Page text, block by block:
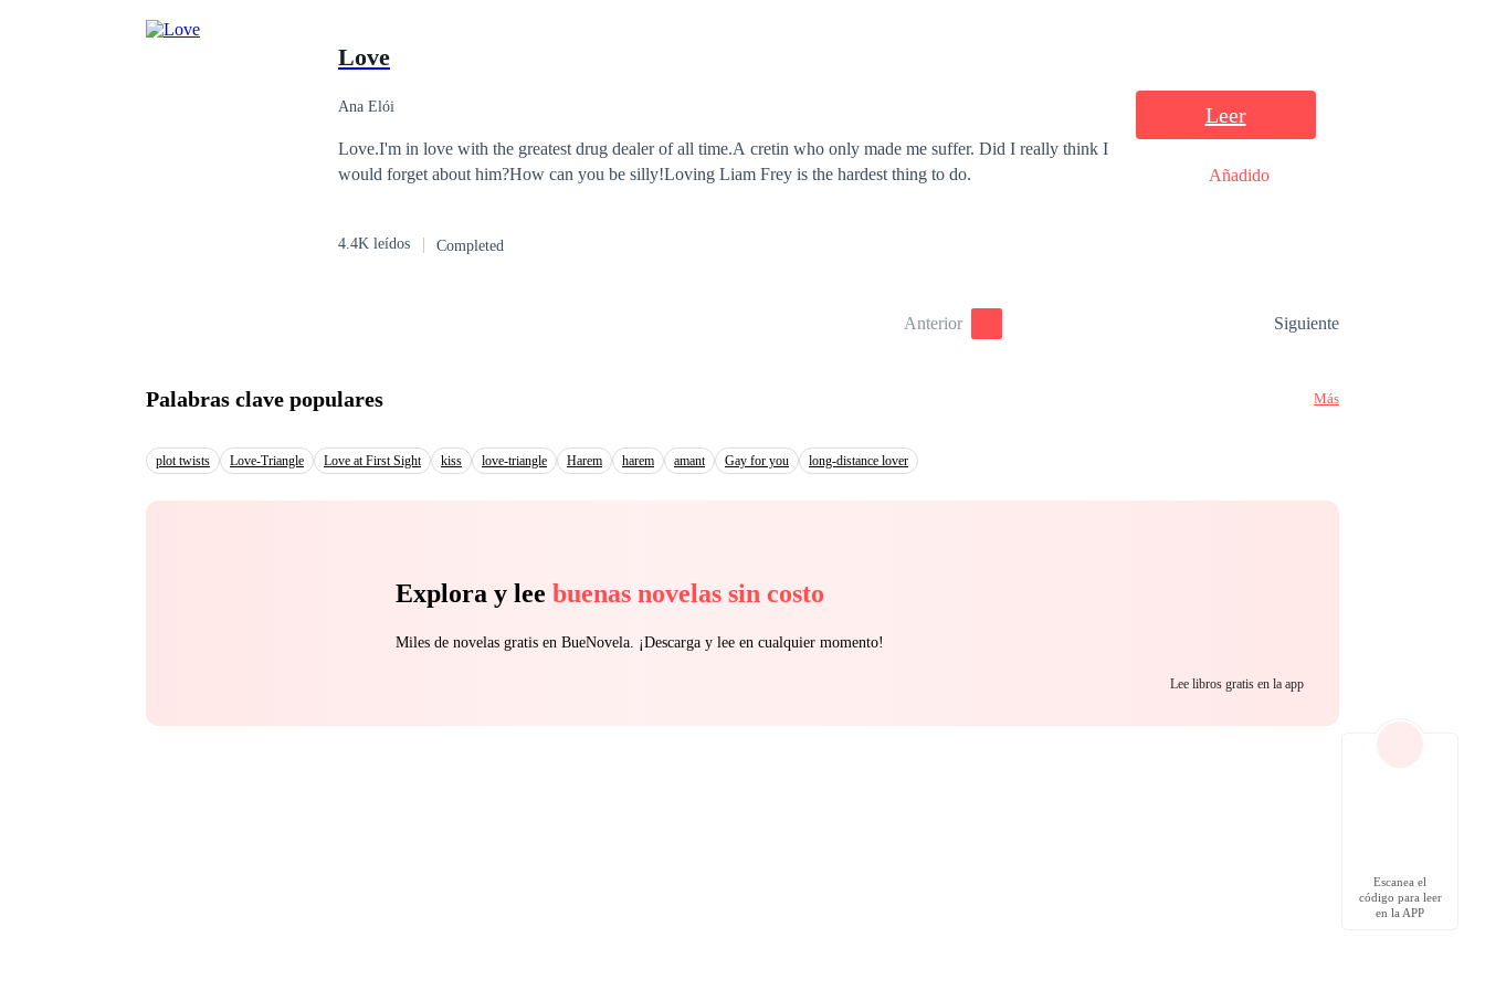
Love
Ana Elói
Love.I'm in love with the greatest drug dealer of all time.A cretin who only made me suffer. Did I really think I
would forget about him?How can you be silly!Loving Liam Frey is the hardest thing to do.
4.4K leídos Completed
Leer
Añadido
Anterior Siguiente
Palabras clave populares Más
plot twists Love-Triangle Love at First Sight kiss love-triangle Harem harem amant Gay for you long-distance lover
Explora y lee buenas novelas sin costo
Miles de novelas gratis en BueNovela. ¡Descarga y lee en cualquier momento!
Lee libros gratis en la app
Escanea el
código para leer
en la APP